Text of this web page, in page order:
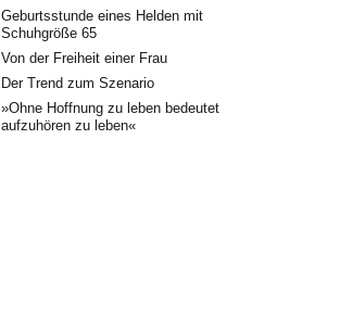
Geburtsstunde eines Helden mit
Schuhgröße 65
Von der Freiheit einer Frau
Der Trend zum Szenario
»Ohne Hoffnung zu leben bedeutet
aufzuhören zu leben«